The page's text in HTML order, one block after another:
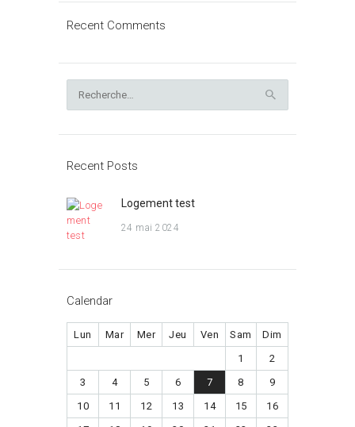
Recent Comments
Recent Posts
Logement test
24 mai 2024
Calendar
Lun Mar Mer Jeu Ven Sam
Dim
1
2
3
4 5 6 7 8
9
10
11 12 13 14 15
16